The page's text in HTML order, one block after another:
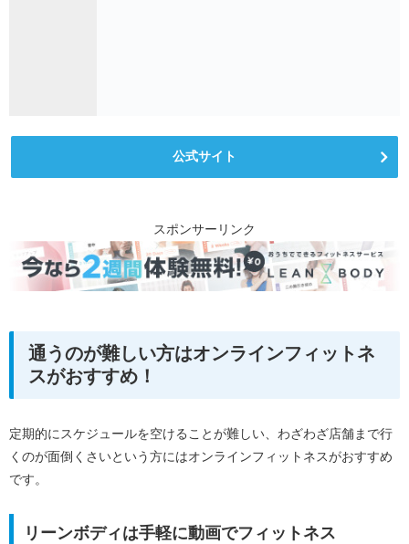
公式サイト
スポンサーリンク
通うのが難しい方はオンラインフィットネ
スがおすすめ！
定期的にスケジュールを空けることが難しい、わざわざ店舗まで行
くのが面倒くさいという方にはオンラインフィットネスがおすすめ
です。
リーンボディは手軽に動画でフィットネス